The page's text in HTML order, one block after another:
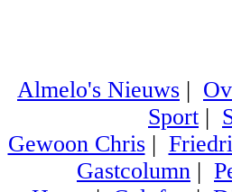
Almelo's Nieuws |
Sport |
Gewoon Chris|
Gastcolumn |